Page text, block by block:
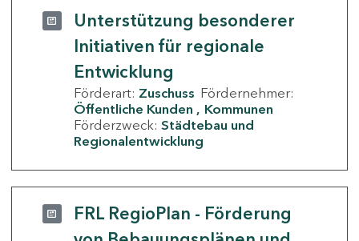
Unterstützung besonderer
Initiativen für regionale
Entwicklung
Förderart: Zuschuss Fördernehmer:
Öffentliche Kunden
Kommunen
Förderzweck: Städtebau und
Regionalentwicklung
FRL RegioPlan - Förderung